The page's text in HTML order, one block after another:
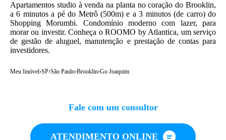
Apartamentos studio à venda na planta no coração do Brooklin,
a 6 minutos a pé do Metrô (500m) e a 3 minutos (de carro) do
Shopping Morumbi. Condomínio moderno com lazer, para
morar ou investir. Conheça o ROOMO by Atlantica, um serviço
de gestão de aluguel, manutenção e prestação de contas para
investidores.
Meu Imóvel›SP›São Paulo›Brooklin›Go Joaquim
Fale com um consultor
ATENDIMENTO ONLINE